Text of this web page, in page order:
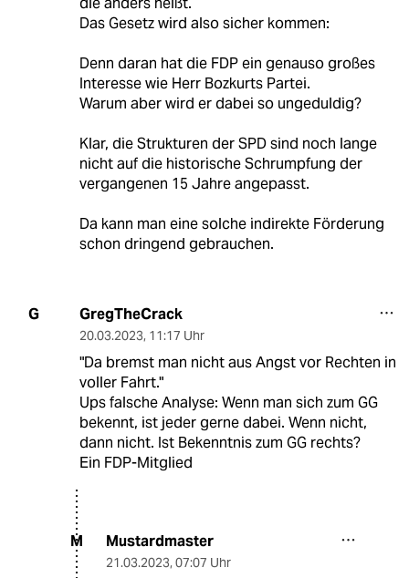
Das Gesetz wird also sicher kommen:
Denn daran hat die FDP ein genauso großes
Interesse wie Herr Bozkurts Partei.
Warum aber wird er dabei so ungeduldig?
Klar, die Strukturen der SPD sind noch lange
nicht auf die historische Schrumpfung der
vergangenen 15 Jahre angepasst.
Da kann man eine solche indirekte Förderung
schon dringend gebrauchen.
G GregTheCrack
20.03.2023, 11:17 Uhr
"Da bremst man nicht aus Angst vor Rechten in
voller Fahrt."
Ups falsche Analyse: Wenn man sich zum GG
bekennt, ist jeder gerne dabei. Wenn nicht,
dann nicht. Ist Bekenntnis zum GG rechts?
Ein FDP-Mitglied
M Mustardmaster
21.03.2023, 07:07 Uhr